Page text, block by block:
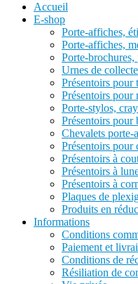
Accueil
E-shop
Porte-affiches,
Porte-affiches,
Porte-brochures,
Urnes de
Présentoirs pour
Présentoirs pour
Porte-stylos,
Présentoirs pour
Chevalets porte-
Présentoirs pour
Présentoirs à
Présentoirs à
Présentoirs à
Plaques de
Produits en
Informations
Conditions
Paiement et
Conditions de
Résiliation de